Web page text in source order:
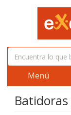
Menú
Batidoras